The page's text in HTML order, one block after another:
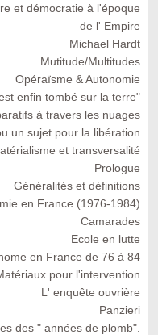
et démocratie à l'époque
de l' Empire
Michael Hardt
Mutitude/Multitudes
Opéraïsme & Autonomie
enfin tombé sur la terre"
à travers les nuages
un sujet pour la libération
et transversalité
Prologue
Généralités et définitions
en France (1976-1984)
Camarades
Ecole en lutte
en France de 76 à 84
pour l'intervention
L' enquête ouvrière
Panzieri
des " années de plomb".